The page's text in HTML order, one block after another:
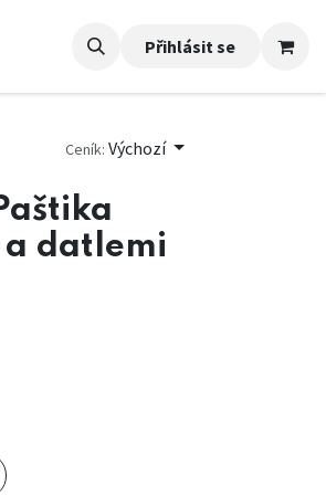
Přihlásit se
Ceník: Výchozí
datlemi